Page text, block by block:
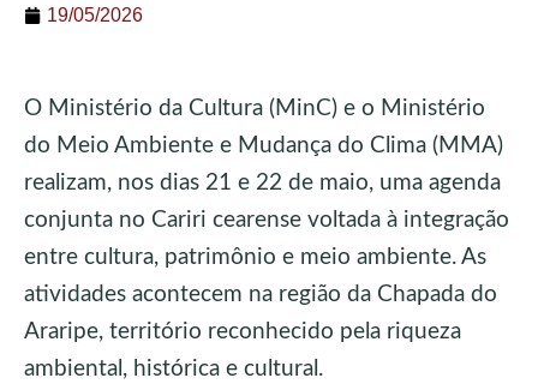
19/05/2026
O Ministério da Cultura (MinC) e o Ministério
do Meio Ambiente e Mudança do Clima (MMA)
realizam, nos dias 21 e 22 de maio, uma agenda
conjunta no Cariri cearense voltada à integração
entre cultura, patrimônio e meio ambiente. As
atividades acontecem na região da Chapada do
Araripe, território reconhecido pela riqueza
ambiental, histórica e cultural.